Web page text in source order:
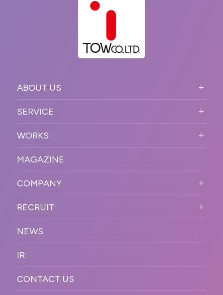
ABOUT US
PURPOSE
VISION
OUR DNA
SERVICE
STRONG POINT
BUSINESS DOMAIN
SOLUTION
WORKFLOW
WORKS
オンラインイベント
SNSプロモーション
プラットフォーム販
促
デジタル制作・映像
制作
PR
カンファレンス・展示会・アワ
ESPORTS・ゲームプロモーシ
MAGAZINE
COMPANY
COMPANY INFORMATION
MESSAGE
OFFICER
ACCESS
ORGANIZATION CHART
RECRUIT
新卒採用
キャリア採用
NEWS
IR
CONTACT US